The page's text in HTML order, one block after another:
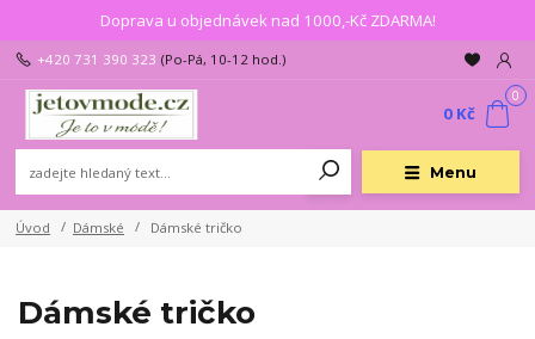
Doprava u objednávek nad 1000,-Kč ZDARMA!
Menu
+420 731 390 323 (Po-Pá, 10-12 hod.)
0
0 Kč
Úvod Dámské Dámské tričko
Dámské tričko